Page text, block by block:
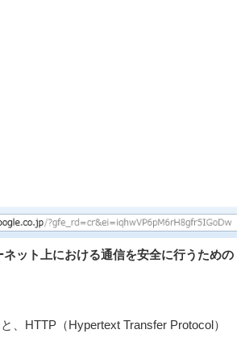
ット上における通信を安全に行うための
、HTTP（Hypertext Transfer Protocol）